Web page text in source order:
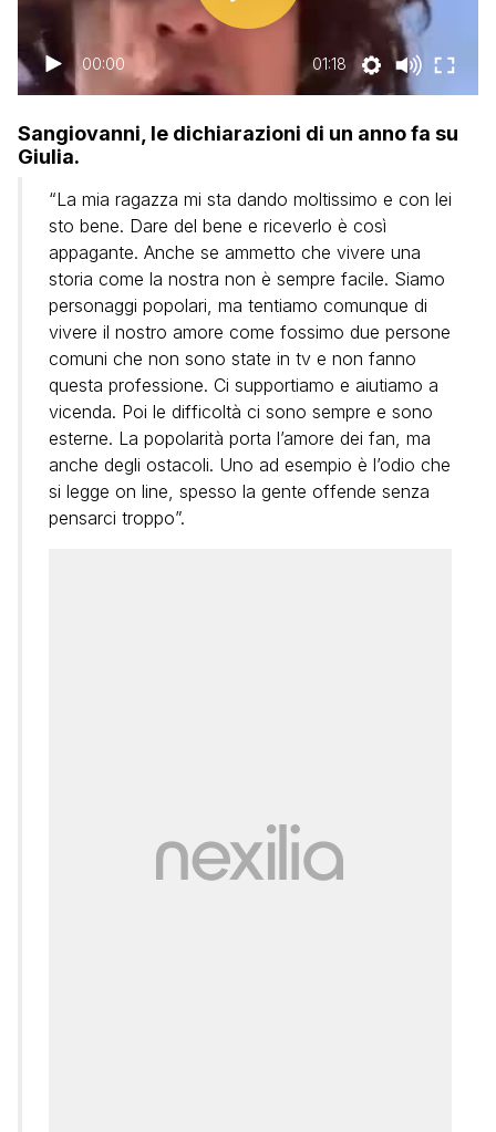
00:00 01:18
Sangiovanni, le dichiarazioni di un anno fa su
Giulia.
“La mia ragazza mi sta dando moltissimo e con lei
sto bene. Dare del bene e riceverlo è così
appagante. Anche se ammetto che vivere una
storia come la nostra non è sempre facile. Siamo
personaggi popolari, ma tentiamo comunque di
vivere il nostro amore come fossimo due persone
comuni che non sono state in tv e non fanno
questa professione. Ci supportiamo e aiutiamo a
vicenda. Poi le difficoltà ci sono sempre e sono
esterne. La popolarità porta l’amore dei fan, ma
anche degli ostacoli. Uno ad esempio è l’odio che
si legge on line, spesso la gente offende senza
pensarci troppo”.